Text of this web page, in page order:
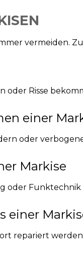
vermeiden.
Risse
einer
oder
Markise
oder
einer
repariert